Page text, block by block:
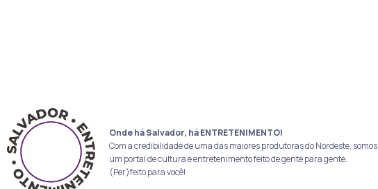
Onde há Salvador, há ENTRETENIMENTO!
Com a credibilidade de uma das maiores produtoras do Nordeste, somos
um portal de cultura e entretenimento feito de gente para gente.
(Per)feito para você!